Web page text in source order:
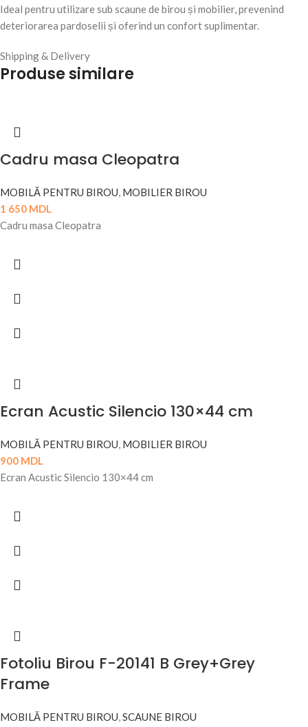
Ideal pentru utilizare sub scaune de birou și mobilier, prevenind
deteriorarea pardoselii și oferind un confort suplimentar.
Shipping & Delivery
Produse similare
Cadru masa Cleopatra
MOBILĂ PENTRU BIROU, MOBILIER BIROU
1 650 MDL
Cadru masa Cleopatra
Ecran Acustic Silencio 130×44 cm
MOBILĂ PENTRU BIROU, MOBILIER BIROU
900 MDL
Ecran Acustic Silencio 130×44 cm
Fotoliu Birou F-20141 B Grey+Grey
Frame
MOBILĂ PENTRU BIROU,SCAUNE BIROU